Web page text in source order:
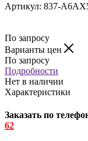
Артикул: 837-
По запросу
Варианты цен
По запросу
Подробности
Нет в наличии
Характеристики
Заказать по
62